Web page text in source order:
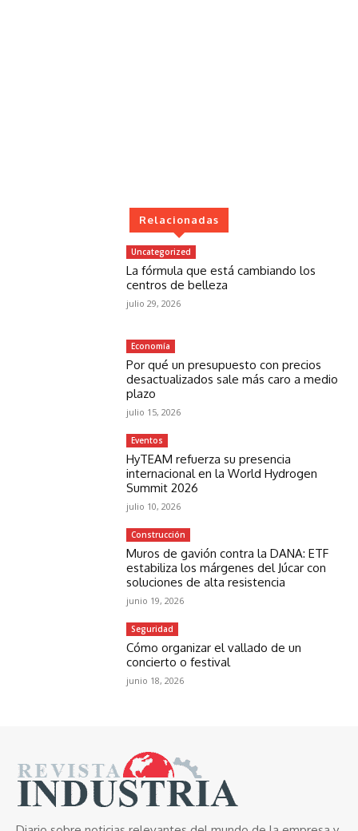
Relacionadas
Uncategorized
La fórmula que está cambiando los
centros de belleza
julio 29, 2026
Economía
Por qué un presupuesto con precios
desactualizados sale más caro a medio
plazo
julio 15, 2026
Eventos
HyTEAM refuerza su presencia
internacional en la World Hydrogen
Summit 2026
julio 10, 2026
Construcción
Muros de gavión contra la DANA: ETF
estabiliza los márgenes del Júcar con
soluciones de alta resistencia
junio 19, 2026
Seguridad
Cómo organizar el vallado de un
concierto o festival
junio 18, 2026